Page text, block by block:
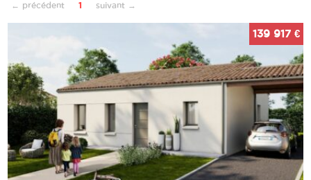
← précédent 1 suivant →
139 917 €